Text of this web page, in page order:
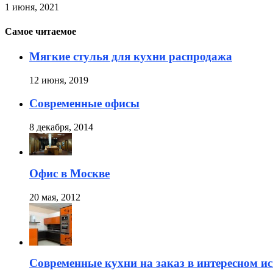
1 июня, 2021
Самое читаемое
Мягкие стулья для кухни распродажа
12 июня, 2019
Современные офисы
8 декабря, 2014
Офис в Москве
20 мая, 2012
Современные кухни на заказ в интересном